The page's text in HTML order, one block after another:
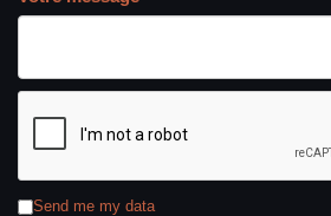
Send me my data